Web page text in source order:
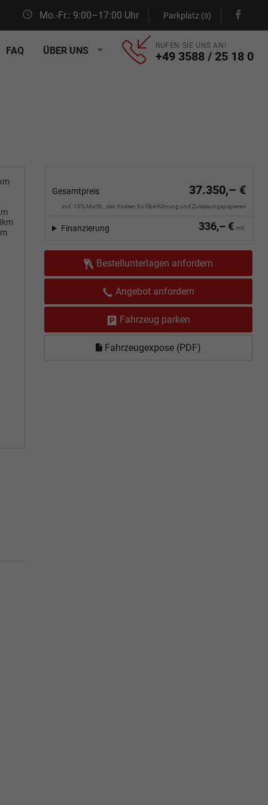
Mo.-Fr.: 9:00–17:00 Uhr Parkplatz (0)
FAQ ÜBER UNS RUFEN SIE UNS AN!
+49 3588 / 25 18 0
Gesamtpreis 37.350,– €
incl. 19% MwSt., den Kosten für Überführung und Zulassungspapieren
336,– € mtl.
Finanzierung
Bestellunterlagen anfordern
Angebot anfordern
Fahrzeug parken
Fahrzeugexpose (PDF)